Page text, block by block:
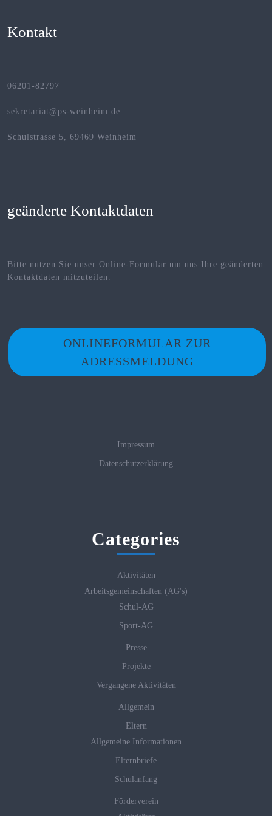
Kontakt
06201-82797
sekretariat@ps-weinheim.de
Schulstrasse 5, 69469 Weinheim
geänderte Kontaktdaten
Bitte nutzen Sie unser Online-Formular um uns Ihre geänderten
Kontaktdaten mitzuteilen.
ONLINEFORMULAR ZUR
ADRESSMELDUNG
Impressum
Datenschutzerklärung
Categories
Aktivitäten
Arbeitsgemeinschaften (AG's)
Schul-AG
Sport-AG
Presse
Projekte
Vergangene Aktivitäten
Allgemein
Eltern
Allgemeine Informationen
Elternbriefe
Schulanfang
Förderverein